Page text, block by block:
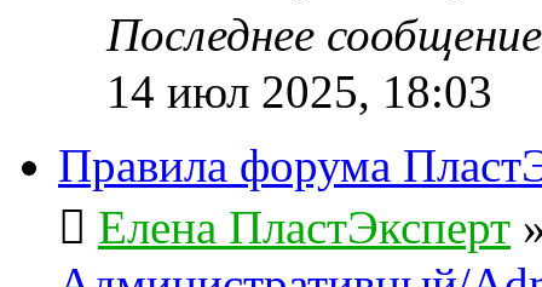
Последнее
14 июл 2025, 18:03
Правила форума
Елена ПластЭксперт